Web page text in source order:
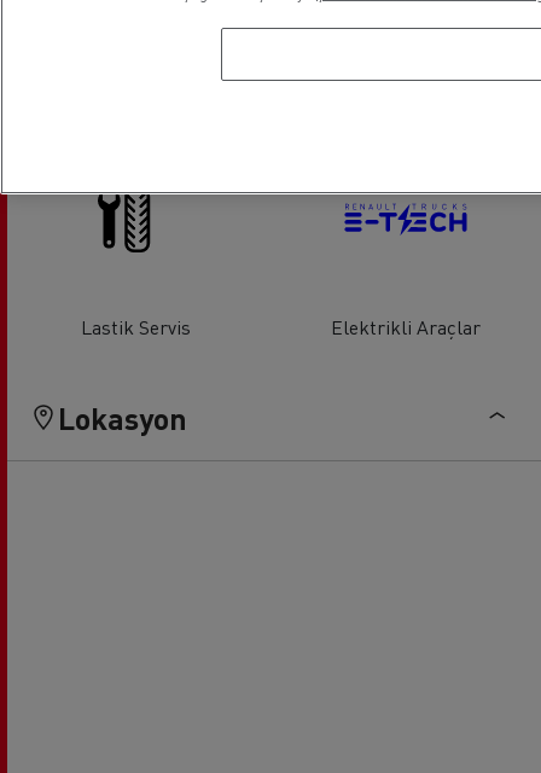
Lastik Servis Elektrikli Araçlar
Lokasyon